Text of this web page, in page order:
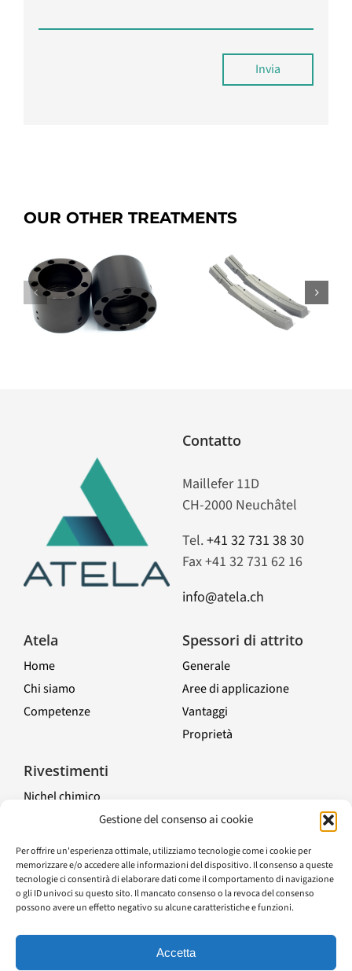
Gestione del consenso ai cookie
Per offrire un'esperienza ottimale, utilizziamo tecnologie come i cookie per
memorizzare e/o accedere alle informazioni del dispositivo. Il consenso a queste
tecnologie ci consentirà di elaborare dati come il comportamento di navigazione
o gli ID univoci su questo sito. Il mancato consenso o la revoca del consenso
possono avere un effetto negativo su alcune caratteristiche e funzioni.
Accetta
Invia
OUR OTHER TREATMENTS
SICANIP Dianip C
Atela
Home
Chi siamo
Competenze
Navigation
Spessori di attrito
Generale
Aree di applicazione
Vantaggi
Proprietà
Rivestimenti
Nichel chimico
Compositi di nichel chimico
Altre finiture di superficie
Guida
Contatto
Maillefer 11D
CH-2000 Neuchâtel
Tel.+41 32 731 38 30
Fax +41 32 731 62 16
info@atela.ch
©1959-2025 Tutti i diritti riservati